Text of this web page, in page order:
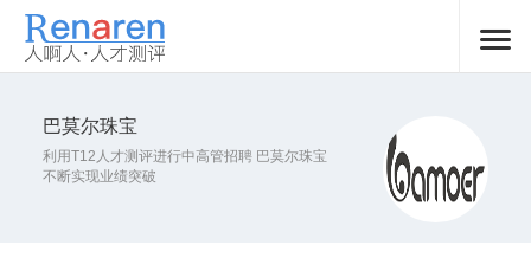
巴莫尔珠宝
利用T12人才测评进行中高管招聘 巴莫尔珠宝
不断实现业绩突破